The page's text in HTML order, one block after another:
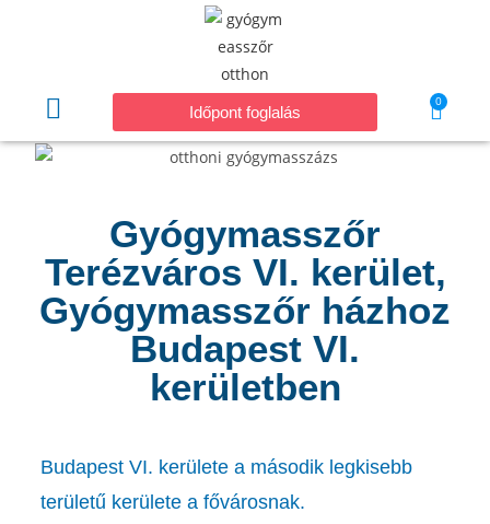
Időpont foglalás
0
Gyógymasszőr
Terézváros VI. kerület,
Gyógymasszőr házhoz
Budapest VI.
kerületben
Budapest VI. kerülete a második legkisebb
területű kerülete a fővárosnak.